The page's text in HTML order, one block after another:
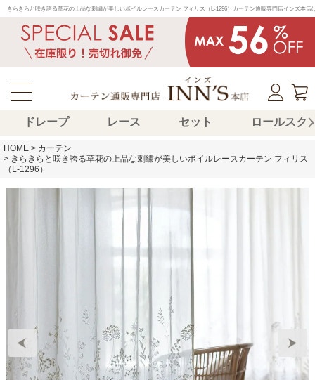
きらきらと咲き誇る草花の上品な刺繍が美しいボイルレースカーテン フィリス（L-1296）カーテン通販専門店インズ本
ドレープ レース セット ロールスク
HOME
カーテン
きらきらと咲き誇る草花の上品な刺繍が美しいボイルレースカーテン フィリス
（L-1296）